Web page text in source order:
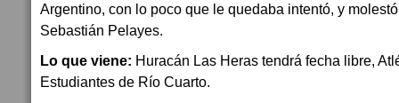
Argentino, con lo poco que le quedaba intentó, y
Sebastián Pelayes.
Lo que viene: Huracán Las Heras tendrá fecha libre,
Estudiantes de Río Cuarto.